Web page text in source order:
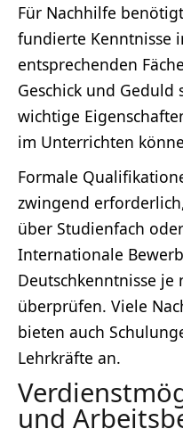
Für Nachhilfe
fundierte Kenntnisse
entsprechenden
Geschick und Geduld
wichtige
im Unterrichten
Formale
zwingend
über Studienfach
Internationale
Deutschkenntnisse je
überprüfen. Viele
bieten auch
Lehrkräfte an.
und